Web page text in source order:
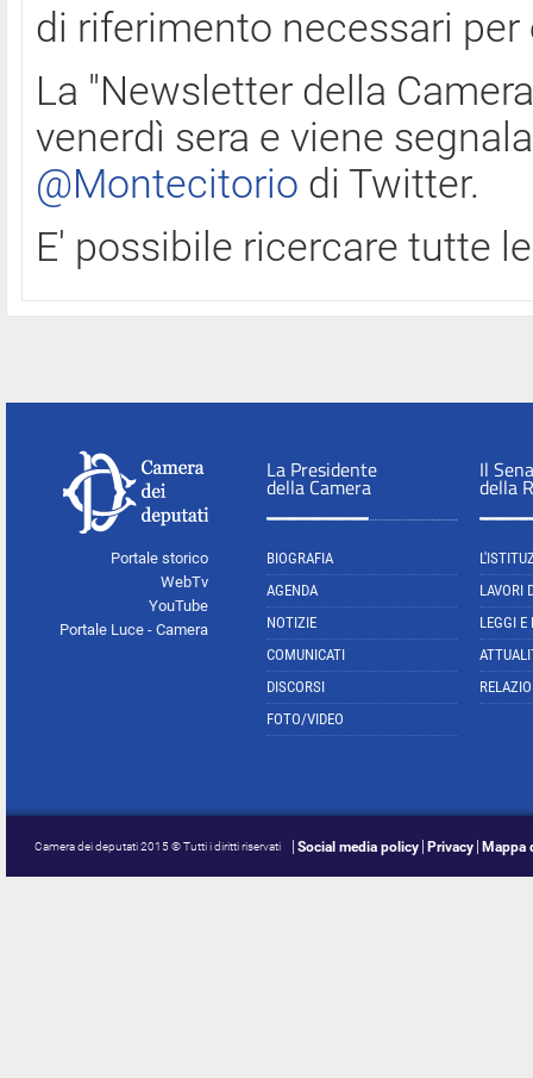
di riferimento necessari
La "Newsletter della
venerdì sera e viene
@Montecitorio di Twitter.
E' possibile ricercare tutte
Portale storico
WebTv
YouTube
Portale Luce - Camera
La Presidente
della Camera
BIOGRAFIA
AGENDA
NOTIZIE
COMUNICATI
DISCORSI
FOTO/VIDEO
Il
della
LAVORI
LEGGI E
Camera dei deputati 2015 © Tutti i diritti riservati Social media policy Privacy Mappa